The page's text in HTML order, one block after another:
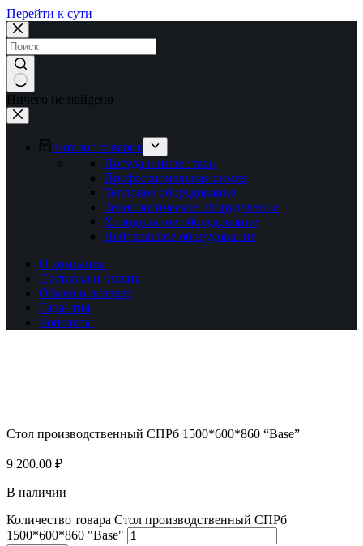
Перейти к сути
Ничего не найдено
Каталог товаров
Посуда и инвентарь
Профессиональная химия
Тепловое оборудование
Технологическое оборудование
Холодильное оборудование
Нейтральное оборудование
О компании
Доставка и оплата
Обмен и возврат
Гарантия
Контакты
Стол производственный СПРб 1500*600*860 “Base”
9 200.00 ₽
В наличии
Количество товара Стол производственный СПРб
1500*600*860 "Base"